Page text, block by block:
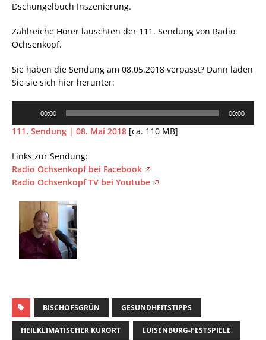
Dschungelbuch Inszenierung.
Zahlreiche Hörer lauschten der 111. Sendung von Radio
Ochsenkopf.
Sie haben die Sendung am 08.05.2018 verpasst? Dann laden
Sie sie sich hier herunter:
00:00 00:00
111. Sendung | 08. Mai 2018 [ca. 110 MB]
Links zur Sendung:
Radio Ochsenkopf bei Facebook
Radio Ochsenkopf TV bei Youtube
BISCHOFSGRÜN GESUNDHEITSTIPPS
HEILKLIMATISCHER KURORT LUISENBURG-FESTSPIELE